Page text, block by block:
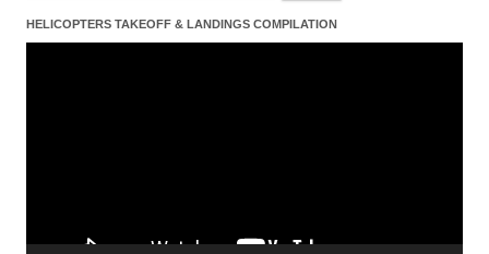
HELICOPTERS TAKEOFF & LANDINGS COMPILATION